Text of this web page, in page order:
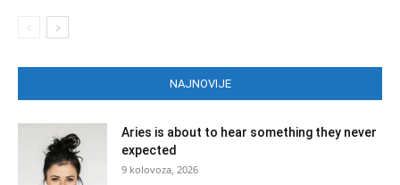
NAJNOVIJE
Aries is about to hear something they never
expected
9 kolovoza, 2026